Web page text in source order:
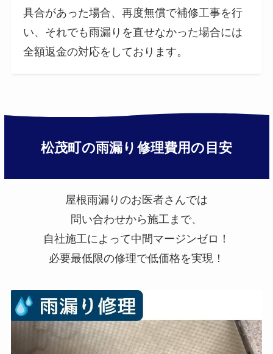
具合があった場合、再度無償で補修工事を行
い、それでも雨漏りを直せなかった場合には
全額返金の対応をしております。
松茂町の雨漏り修理費用の目安
屋根雨漏りのお医者さんでは
問い合わせから施工まで、
自社施工によって中間マージンゼロ！
必要最低限の修理で低価格を実現！